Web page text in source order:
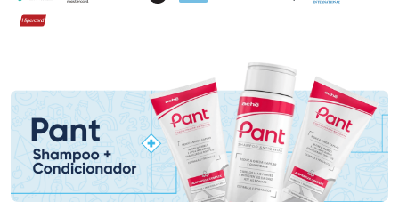
Hipercard
Promoção em Destaque